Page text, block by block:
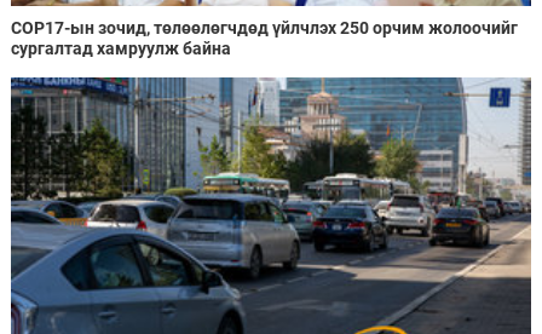
COP17-ын зочид, төлөөлөгчдөд үйлчлэх 250 орчим жолоочийг
сургалтад хамруулж байна